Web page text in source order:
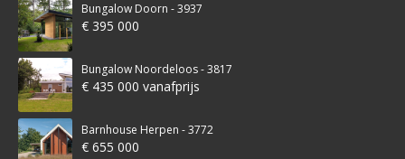
Bungalow Doorn - 3937
€ 395 000
Bungalow Noordeloos - 3817
€ 435 000 vanafprijs
Barnhouse Herpen - 3772
€ 655 000